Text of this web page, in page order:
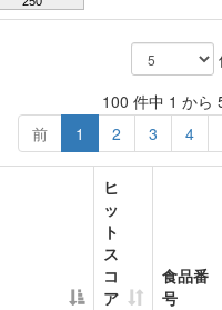
100 件中 1 から
前
1 2 3 4
ヒ
ッ
ト
ス
コ
ア
食品番
号